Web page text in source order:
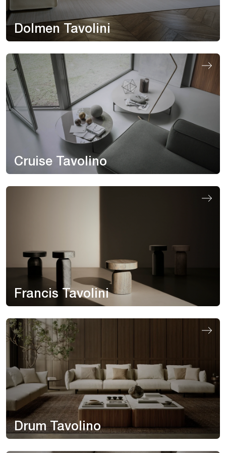
Dolmen Tavolini
Cruise Tavolino
Francis Tavolini
Drum Tavolino